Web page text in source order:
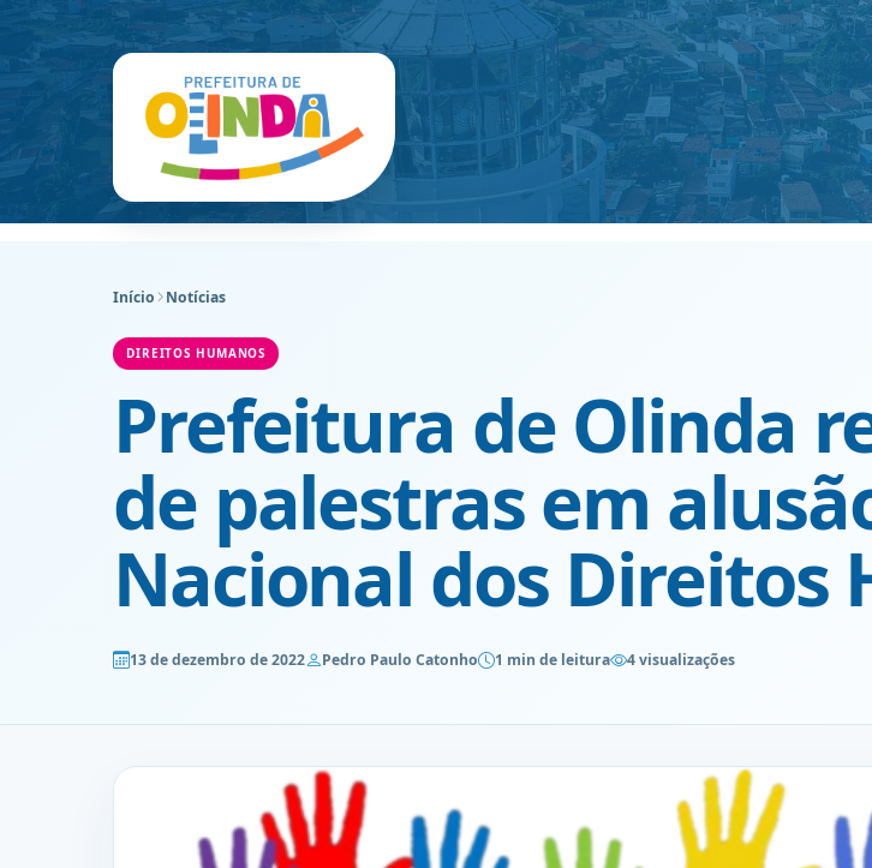
Início Notícias
DIREITOS HUMANOS
Prefeitura de Olinda
de palestras em
Nacional dos Direitos
13 de dezembro de 2022 Pedro Paulo Catonho 1 min de leitura 4 visualizações